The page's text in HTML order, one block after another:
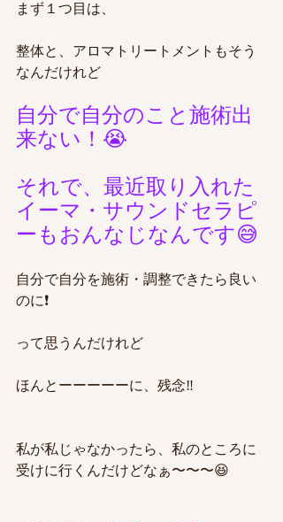
まず１つ目は、
整体と、アロマトリートメントもそう
なんだけれど
自分で自分のこと施術出
来ない！😭
それで、最近取り入れた
イーマ・サウンドセラピ
ーもおんなじなんです😅
自分で自分を施術・調整できたら良い
のに❗️
って思うんだけれど
ほんとーーーーーに、残念‼️
私が私じゃなかったら、私のところに
受けに行くんだけどなぁ〜〜〜😆